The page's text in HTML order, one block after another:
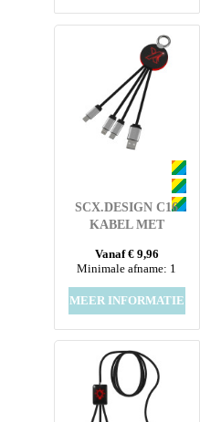
SCX.DESIGN C16
KABEL MET
Vanaf € 9,96
Minimale afname: 1
MEER INFORMATIE